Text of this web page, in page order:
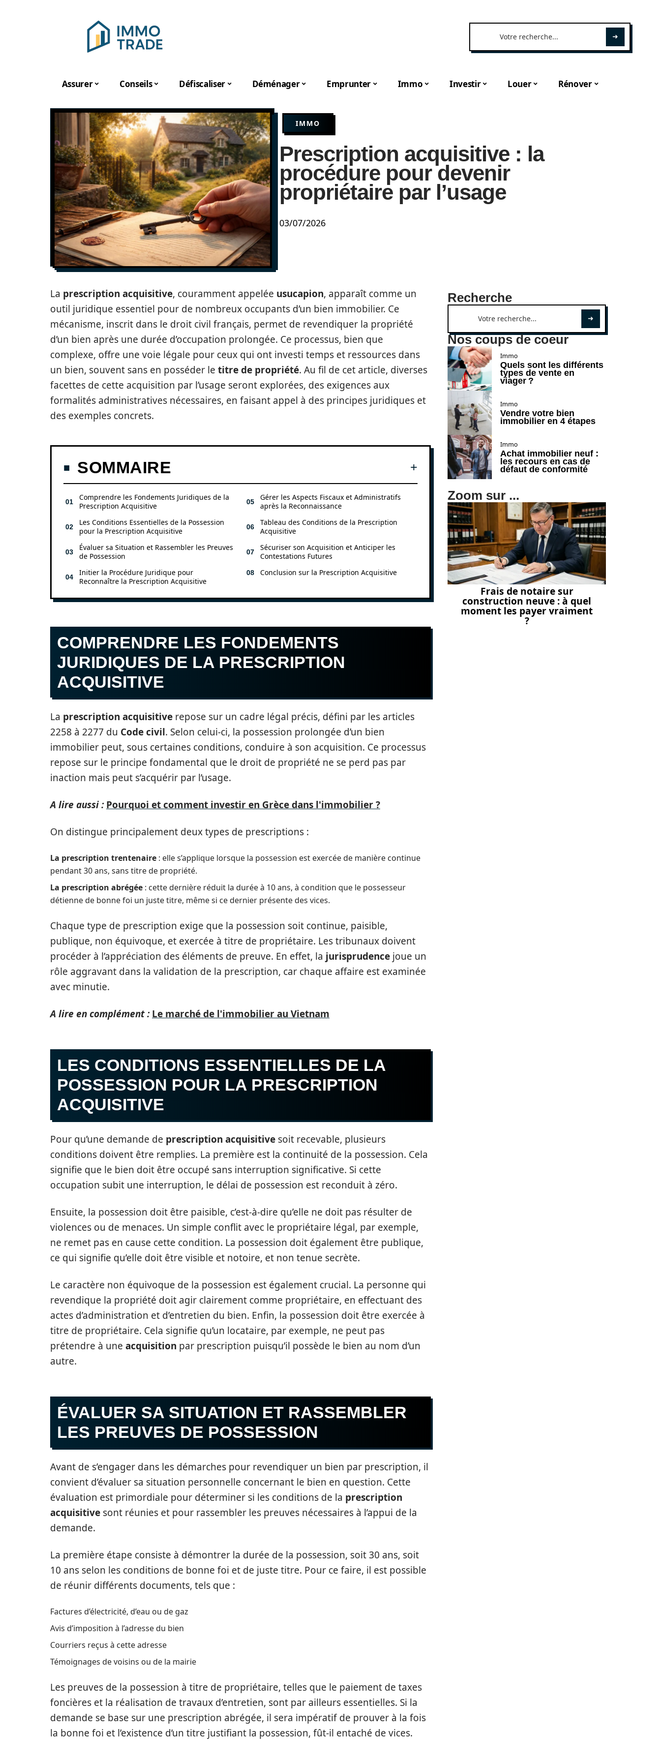
Assurer Conseils Défiscaliser Déménager Emprunter Immo Investir Louer Rénover
IMMO
Prescription acquisitive : la
procédure pour devenir
propriétaire par l’usage
03/07/2026
La prescription acquisitive, couramment appelée usucapion, apparaît comme un
outil juridique essentiel pour de nombreux occupants d’un bien immobilier. Ce
mécanisme, inscrit dans le droit civil français, permet de revendiquer la propriété
d’un bien après une durée d’occupation prolongée. Ce processus, bien que
complexe, offre une voie légale pour ceux qui ont investi temps et ressources dans
un bien, souvent sans en posséder le titre de propriété. Au fil de cet article, diverses
facettes de cette acquisition par l’usage seront explorées, des exigences aux
formalités administratives nécessaires, en faisant appel à des principes juridiques et
des exemples concrets.
SOMMAIRE
Comprendre les Fondements Juridiques de la
Prescription Acquisitive
Les Conditions Essentielles de la Possession
pour la Prescription Acquisitive
Évaluer sa Situation et Rassembler les Preuves
de Possession
Initier la Procédure Juridique pour
Reconnaître la Prescription Acquisitive
Gérer les Aspects Fiscaux et Administratifs
après la Reconnaissance
Tableau des Conditions de la Prescription
Acquisitive
Sécuriser son Acquisition et Anticiper les
Contestations Futures
Conclusion sur la Prescription Acquisitive
COMPRENDRE LES FONDEMENTS
JURIDIQUES DE LA PRESCRIPTION
ACQUISITIVE
La prescription acquisitive repose sur un cadre légal précis, défini par les articles
2258 à 2277 du Code civil. Selon celui-ci, la possession prolongée d’un bien
immobilier peut, sous certaines conditions, conduire à son acquisition. Ce processus
repose sur le principe fondamental que le droit de propriété ne se perd pas par
inaction mais peut s’acquérir par l’usage.
A lire aussi : Pourquoi et comment investir en Grèce dans l'immobilier ?
On distingue principalement deux types de prescriptions :
La prescription trentenaire : elle s’applique lorsque la possession est exercée de manière continue
pendant 30 ans, sans titre de propriété.
La prescription abrégée : cette dernière réduit la durée à 10 ans, à condition que le possesseur
détienne de bonne foi un juste titre, même si ce dernier présente des vices.
Chaque type de prescription exige que la possession soit continue, paisible,
publique, non équivoque, et exercée à titre de propriétaire. Les tribunaux doivent
procéder à l’appréciation des éléments de preuve. En effet, la jurisprudence joue un
rôle aggravant dans la validation de la prescription, car chaque affaire est examinée
avec minutie.
A lire en complément : Le marché de l'immobilier au Vietnam
LES CONDITIONS ESSENTIELLES DE LA
POSSESSION POUR LA PRESCRIPTION
ACQUISITIVE
Pour qu’une demande de prescription acquisitive soit recevable, plusieurs
conditions doivent être remplies. La première est la continuité de la possession. Cela
signifie que le bien doit être occupé sans interruption significative. Si cette
occupation subit une interruption, le délai de possession est reconduit à zéro.
Ensuite, la possession doit être paisible, c’est-à-dire qu’elle ne doit pas résulter de
violences ou de menaces. Un simple conflit avec le propriétaire légal, par exemple,
ne remet pas en cause cette condition. La possession doit également être publique,
ce qui signifie qu’elle doit être visible et notoire, et non tenue secrète.
Le caractère non équivoque de la possession est également crucial. La personne qui
revendique la propriété doit agir clairement comme propriétaire, en effectuant des
actes d’administration et d’entretien du bien. Enfin, la possession doit être exercée à
titre de propriétaire. Cela signifie qu’un locataire, par exemple, ne peut pas
prétendre à une acquisition par prescription puisqu’il possède le bien au nom d’un
autre.
ÉVALUER SA SITUATION ET RASSEMBLER
LES PREUVES DE POSSESSION
Avant de s’engager dans les démarches pour revendiquer un bien par prescription, il
convient d’évaluer sa situation personnelle concernant le bien en question. Cette
évaluation est primordiale pour déterminer si les conditions de la prescription
acquisitive sont réunies et pour rassembler les preuves nécessaires à l’appui de la
demande.
La première étape consiste à démontrer la durée de la possession, soit 30 ans, soit
10 ans selon les conditions de bonne foi et de juste titre. Pour ce faire, il est possible
de réunir différents documents, tels que :
Factures d’électricité, d’eau ou de gaz
Avis d’imposition à l’adresse du bien
Courriers reçus à cette adresse
Témoignages de voisins ou de la mairie
Les preuves de la possession à titre de propriétaire, telles que le paiement de taxes
foncières et la réalisation de travaux d’entretien, sont par ailleurs essentielles. Si la
demande se base sur une prescription abrégée, il sera impératif de prouver à la fois
la bonne foi et l’existence d’un titre justifiant la possession, fût-il entaché de vices.
Recherche
Nos coups de coeur
Immo
Quels sont les différents
types de vente en
viager ?
Immo
Vendre votre bien
immobilier en 4 étapes
Immo
Achat immobilier neuf :
les recours en cas de
défaut de conformité
Zoom sur ...
Frais de notaire sur
construction neuve : à quel
moment les payer vraiment
?